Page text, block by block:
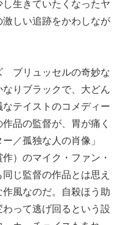
生きていたくなったヤ
しい追跡をかわしなが
ブリュッセルの奇妙な
りブラックで、大どん
テイストのコメディー
品の監督が、胃が痛く
／孤独な人の肖像」
）のマイク・ファン・
じ監督の作品とは思え
風なのだ。自殺ほう助
って逃げ回るという設